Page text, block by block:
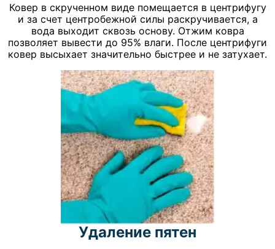
Ковер в скрученном виде помещается в центрифугу
и за счет центробежной силы раскручивается, а
вода выходит сквозь основу. Отжим ковра
позволяет вывести до 95% влаги. После центрифуги
ковер высыхает значительно быстрее и не затухает.
Удаление пятен